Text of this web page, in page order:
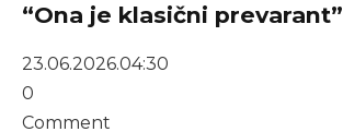
“Ona je klasični prevarant”
23.06.2026.04:30
0
Comment